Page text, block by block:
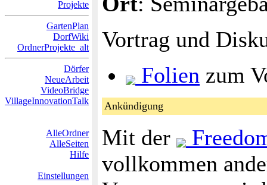
Projekte
GartenPlan
DorfWiki
OrdnerProjekte_alt
Dörfer
NeueArbeit
VideoBridge
VillageInnovationTalk
AlleOrdner
AlleSeiten
Hilfe
Einstellungen
Vortrag und
Folien zum
Ankündigung
Mit der
vollkommen